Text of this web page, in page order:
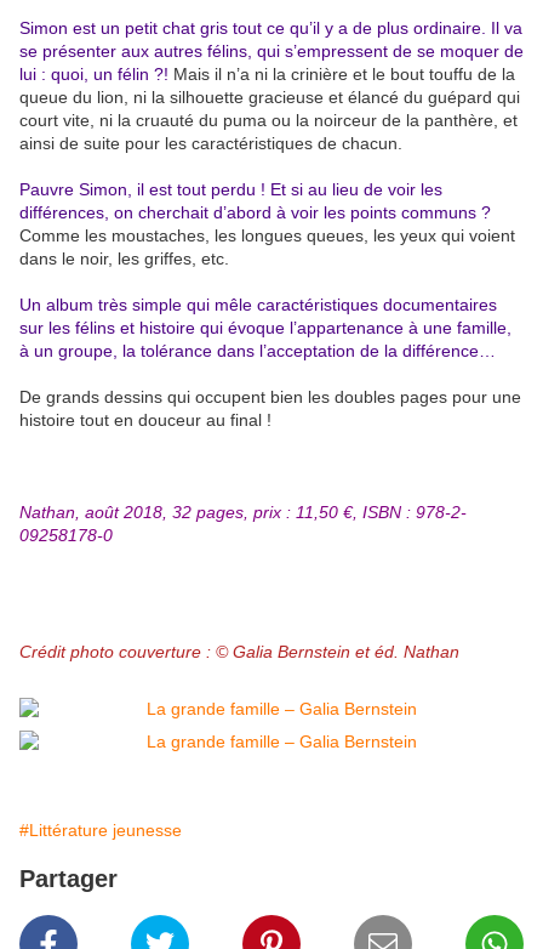
Simon est un petit chat gris tout ce qu’il y a de plus ordinaire. Il va
se présenter aux autres félins, qui s’empressent de se moquer de
lui : quoi, un félin ?! Mais il n’a ni la crinière et le bout touffu de la
queue du lion, ni la silhouette gracieuse et élancé du guépard qui
court vite, ni la cruauté du puma ou la noirceur de la panthère, et
ainsi de suite pour les caractéristiques de chacun.
Pauvre Simon, il est tout perdu ! Et si au lieu de voir les
différences, on cherchait d’abord à voir les points communs ?
Comme les moustaches, les longues queues, les yeux qui voient
dans le noir, les griffes, etc.
Un album très simple qui mêle caractéristiques documentaires
sur les félins et histoire qui évoque l’appartenance à une famille,
à un groupe, la tolérance dans l’acceptation de la différence…
De grands dessins qui occupent bien les doubles pages pour une
histoire tout en douceur au final !
Nathan, août 2018, 32 pages, prix : 11,50 €, ISBN : 978-2-
09258178-0
Crédit photo couverture : © Galia Bernstein et éd. Nathan
#Littérature jeunesse
Partager